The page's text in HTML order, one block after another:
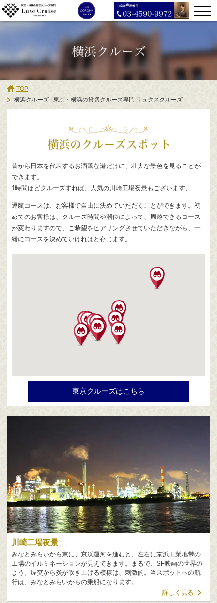
TOP
横浜クルーズ | 東京・横浜の貸切クルーズ専門 リュクスクルーズ
昔から日本を代表するお洒落な港だけに、壮大な景色を見ることが
できます。
1時間ほどクルーズすれば、人気の川崎工場夜景もございます。
運航コースは、お客様で自由に決めていただくことができます。初
めてのお客様は、クルーズ時間や潮位によって、周遊できるコース
が変わりますので、ご希望をヒアリングさせていただきながら、一
緒にコースを決めていければと存じます。
東京クルーズはこちら
川崎工場夜景
みなとみらいから東に、京浜運河を進むと、左右に京浜工業地帯の
工場のイルミネーションが見えてきます。まるで、SF映画の世界の
よう。煙突から炎が吹き上げる模様は、刺激的。当スポットへの航
行は、みなとみらいからの乗船になります。
詳しく見る